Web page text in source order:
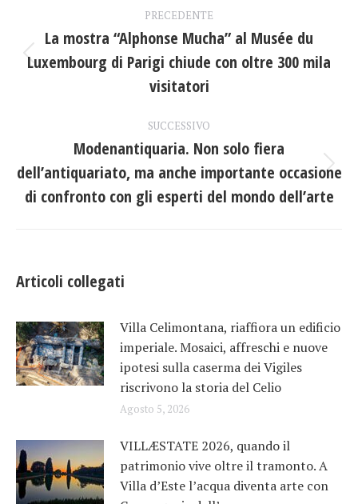
tra
PRECEDENTE
Post
precedente:
La mostra “Alphonse Mucha” al Musée du
Luxembourg di Parigi chiude con oltre 300 mila
visitatori
SUCCESSIVO
Prossimo
post:
Modenantiquaria. Non solo fiera
dell’antiquariato, ma anche importante occasione
di confronto con gli esperti del mondo dell’arte
Articoli collegati
Villa Celimontana, riaffiora un edificio
imperiale. Mosaici, affreschi e nuove
ipotesi sulla caserma dei Vigiles
riscrivono la storia del Celio
Agosto 5, 2026
VILLÆSTATE 2026, quando il
patrimonio vive oltre il tramonto. A
Villa d’Este l’acqua diventa arte con